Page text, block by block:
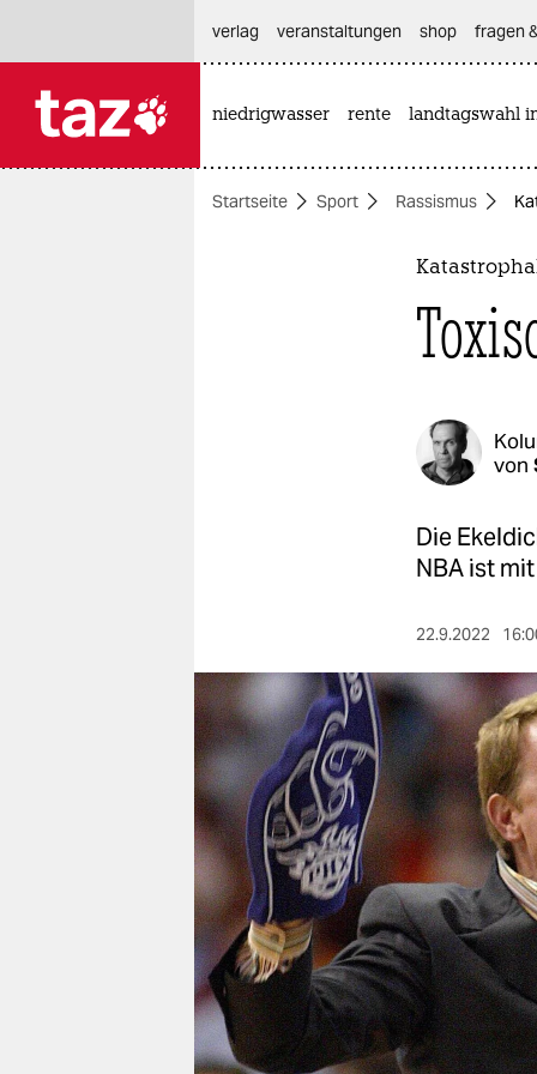
themen
verlag
verlag
veranstaltungen
shop
fragen & hilfe
unterstützen
abo
genossenschaft
verlag
veranstaltungen shop fragen
niedrigwasser rente landtagswahl
Startseite Sport Rassismus
von
Die
NBA ist
22.9.2022